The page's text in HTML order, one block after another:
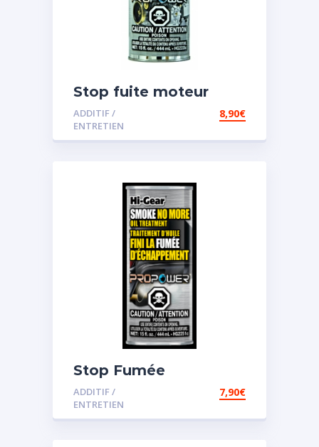
Stop fuite moteur
ADDITIF /
ENTRETIEN
8,90€
Stop Fumée
ADDITIF /
ENTRETIEN
7,90€